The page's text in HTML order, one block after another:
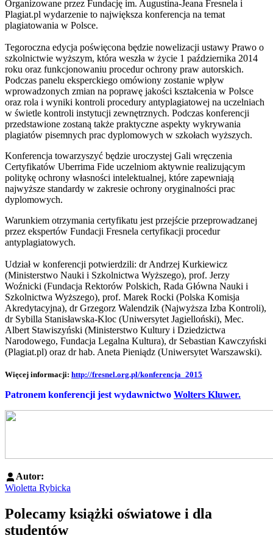
Organizowane przez Fundację im. Augustina-Jeana Fresnela i
Plagiat.pl wydarzenie to największa konferencja na temat
plagiatowania w Polsce.
Tegoroczna edycja poświęcona będzie nowelizacji ustawy Prawo o
szkolnictwie wyższym, która weszła w życie 1 października 2014
roku oraz funkcjonowaniu procedur ochrony praw autorskich.
Podczas panelu eksperckiego omówiony zostanie wpływ
wprowadzonych zmian na poprawę jakości kształcenia w Polsce
oraz rola i wyniki kontroli procedury antyplagiatowej na uczelniach
w świetle kontroli instytucji zewnętrznych. Podczas konferencji
przedstawione zostaną także praktyczne aspekty wykrywania
plagiatów pisemnych prac dyplomowych w szkołach wyższych.
Konferencja towarzyszyć będzie uroczystej Gali wręczenia
Certyfikatów Uberrima Fide uczelniom aktywnie realizującym
politykę ochrony własności intelektualnej, które zapewniają
najwyższe standardy w zakresie ochrony oryginalności prac
dyplomowych.
Warunkiem otrzymania certyfikatu jest przejście przeprowadzanej
przez ekspertów Fundacji Fresnela certyfikacji procedur
antyplagiatowych.
Udział w konferencji potwierdzili: dr Andrzej Kurkiewicz
(Ministerstwo Nauki i Szkolnictwa Wyższego), prof. Jerzy
Woźnicki (Fundacja Rektorów Polskich, Rada Główna Nauki i
Szkolnictwa Wyższego), prof. Marek Rocki (Polska Komisja
Akredytacyjna), dr Grzegorz Walendzik (Najwyższa Izba Kontroli),
dr Sybilla Stanisławska-Kloc (Uniwersytet Jagielloński), Mec.
Albert Stawiszyński (Ministerstwo Kultury i Dziedzictwa
Narodowego, Fundacja Legalna Kultura), dr Sebastian Kawczyński
(Plagiat.pl) oraz dr hab. Aneta Pieniądz (Uniwersytet Warszawski).
Więcej informacji: http://fresnel.org.pl/konferencja_2015
Patronem konferencji jest wydawnictwo Wolters Kluwer.
Autor:
Wioletta Rybicka
Polecamy książki oświatowe i dla
studentów